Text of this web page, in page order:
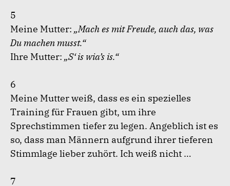
5
Meine Mutter: „Mach es mit Freude, auch das, was
Du machen musst.“
Ihre Mutter: „S‘ is wia’s is.“
6
Meine Mutter weiß, dass es ein spezielles
Training für Frauen gibt, um ihre
Sprechstimmen tiefer zu legen. Angeblich ist es
so, dass man Männern aufgrund ihrer tieferen
Stimmlage lieber zuhört. Ich weiß nicht …
7